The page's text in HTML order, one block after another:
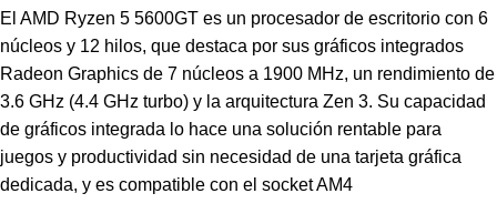
El AMD Ryzen 5 5600GT es un procesador de escritorio con 6
núcleos y 12 hilos, que destaca por sus gráficos integrados
Radeon Graphics de 7 núcleos a 1900 MHz, un rendimiento de
3.6 GHz (4.4 GHz turbo) y la arquitectura Zen 3. Su capacidad
de gráficos integrada lo hace una solución rentable para
juegos y productividad sin necesidad de una tarjeta gráfica
dedicada, y es compatible con el socket AM4